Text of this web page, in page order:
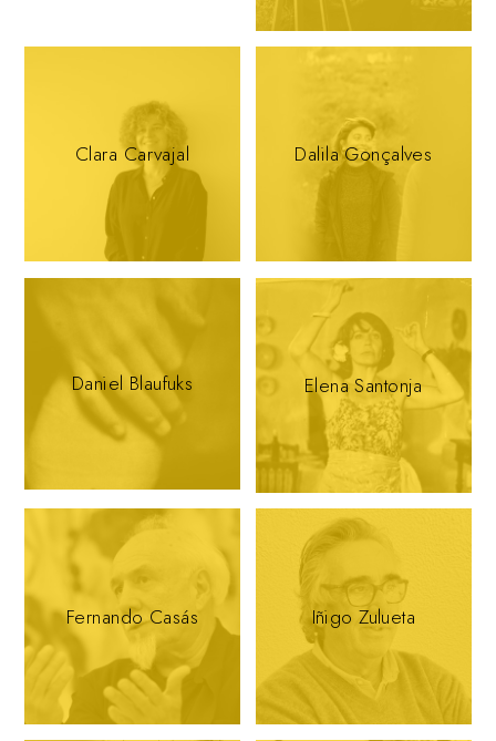
Clara Carvajal Dalila Gonçalves
Daniel Blaufuks Elena Santonja
Fernando Casás Iñigo Zulueta